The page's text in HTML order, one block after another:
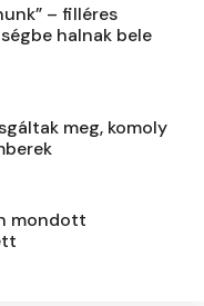
– filléres
halnak bele
meg, komoly
mondott